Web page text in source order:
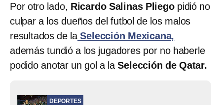
Por otro lado, Ricardo Salinas Pliego pidió no
culpar a los dueños del futbol de los malos
resultados de la Selección Mexicana,
además tundió a los jugadores por no haberle
podido anotar un gol a laSelección de Qatar.
DEPORTES